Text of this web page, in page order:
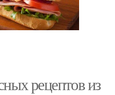
рецептов из